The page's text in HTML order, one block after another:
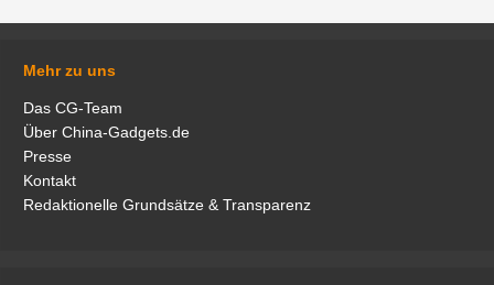
Mehr zu uns
Das CG-Team
Über China-Gadgets.de
Presse
Kontakt
Redaktionelle Grundsätze & Transparenz